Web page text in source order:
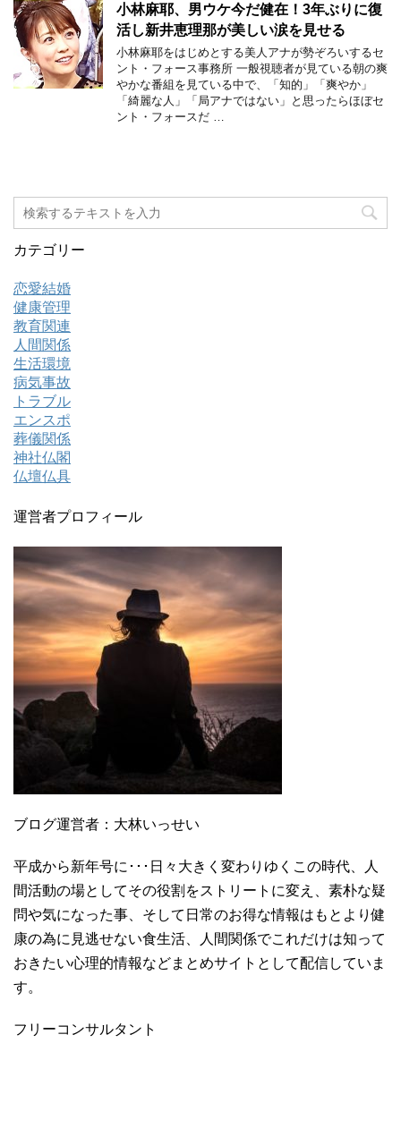
小林麻耶、男ウケ今だ健在！3年ぶりに復
活し新井恵理那が美しい涙を見せる
小林麻耶をはじめとする美人アナが勢ぞろいするセ
ント・フォース事務所 一般視聴者が見ている朝の爽
やかな番組を見ている中で、「知的」「爽やか」
「綺麗な人」「局アナではない」と思ったらほぼセ
ント・フォースだ …
カテゴリー
恋愛結婚
健康管理
教育関連
人間関係
生活環境
病気事故
トラブル
エンスポ
葬儀関係
神社仏閣
仏壇仏具
運営者プロフィール
ブログ運営者：大林いっせい
平成から新年号に･･･日々大きく変わりゆくこの時代、人
間活動の場としてその役割をストリートに変え、素朴な疑
問や気になった事、そして日常のお得な情報はもとより健
康の為に見逃せない食生活、人間関係でこれだけは知って
おきたい心理的情報などまとめサイトとして配信していま
す。
フリーコンサルタント